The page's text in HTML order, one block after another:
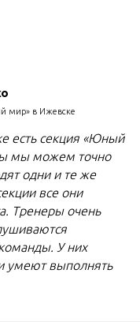
мир» в Ижевске
есть секция «Юный
мы можем точно
одни и те же
все они
Тренеры очень
. У них
умеют выполнять